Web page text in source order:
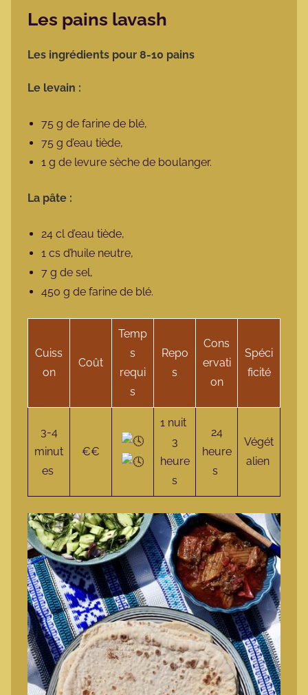
Les pains lavash
Les ingrédients pour 8-10 pains
Le levain :
75 g de farine de blé,
75 g d’eau tiède,
1 g de levure sèche de boulanger.
La pâte :
24 cl d’eau tiède,
1 cs d’huile neutre,
7 g de sel,
450 g de farine de blé.
Cuiss
on
Coût
Temp
s
requi
s
Repo
s
Cons
ervati
on
Spéci
ficité
3-4
minut
es
€€
1 nuit
3
heure
s
24
heure
s
Végét
alien